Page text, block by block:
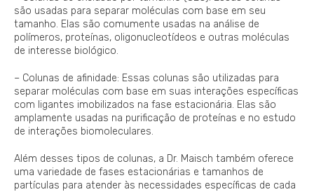
são usadas para separar moléculas com base em seu
tamanho. Elas são comumente usadas na análise de
polímeros, proteínas, oligonucleotídeos e outras moléculas
de interesse biológico.
– Colunas de afinidade: Essas colunas são utilizadas para
separar moléculas com base em suas interações específicas
com ligantes imobilizados na fase estacionária. Elas são
amplamente usadas na purificação de proteínas e no estudo
de interações biomoleculares.
Além desses tipos de colunas, a Dr. Maisch também oferece
uma variedade de fases estacionárias e tamanhos de
partículas para atender às necessidades específicas de cada